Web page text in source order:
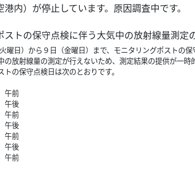
内）が停止しています。原因調査中です。
ストの保守点検に伴う大気中の放射線量測定
曜日）から９日（金曜日）まで、モニタリングポストの保
の放射線量の測定が行えないため、測定結果の提供が一時
の保守点検日は次のとおりです。
午前
後
前
後
前
午後
前